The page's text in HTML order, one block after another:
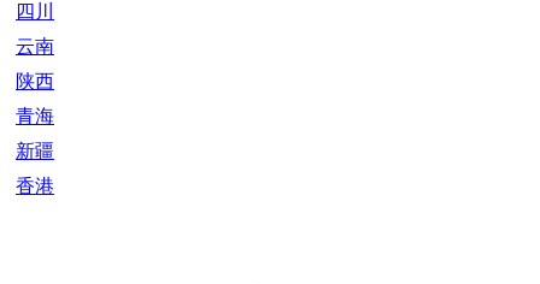
四川
云南
陕西
青海
新疆
香港